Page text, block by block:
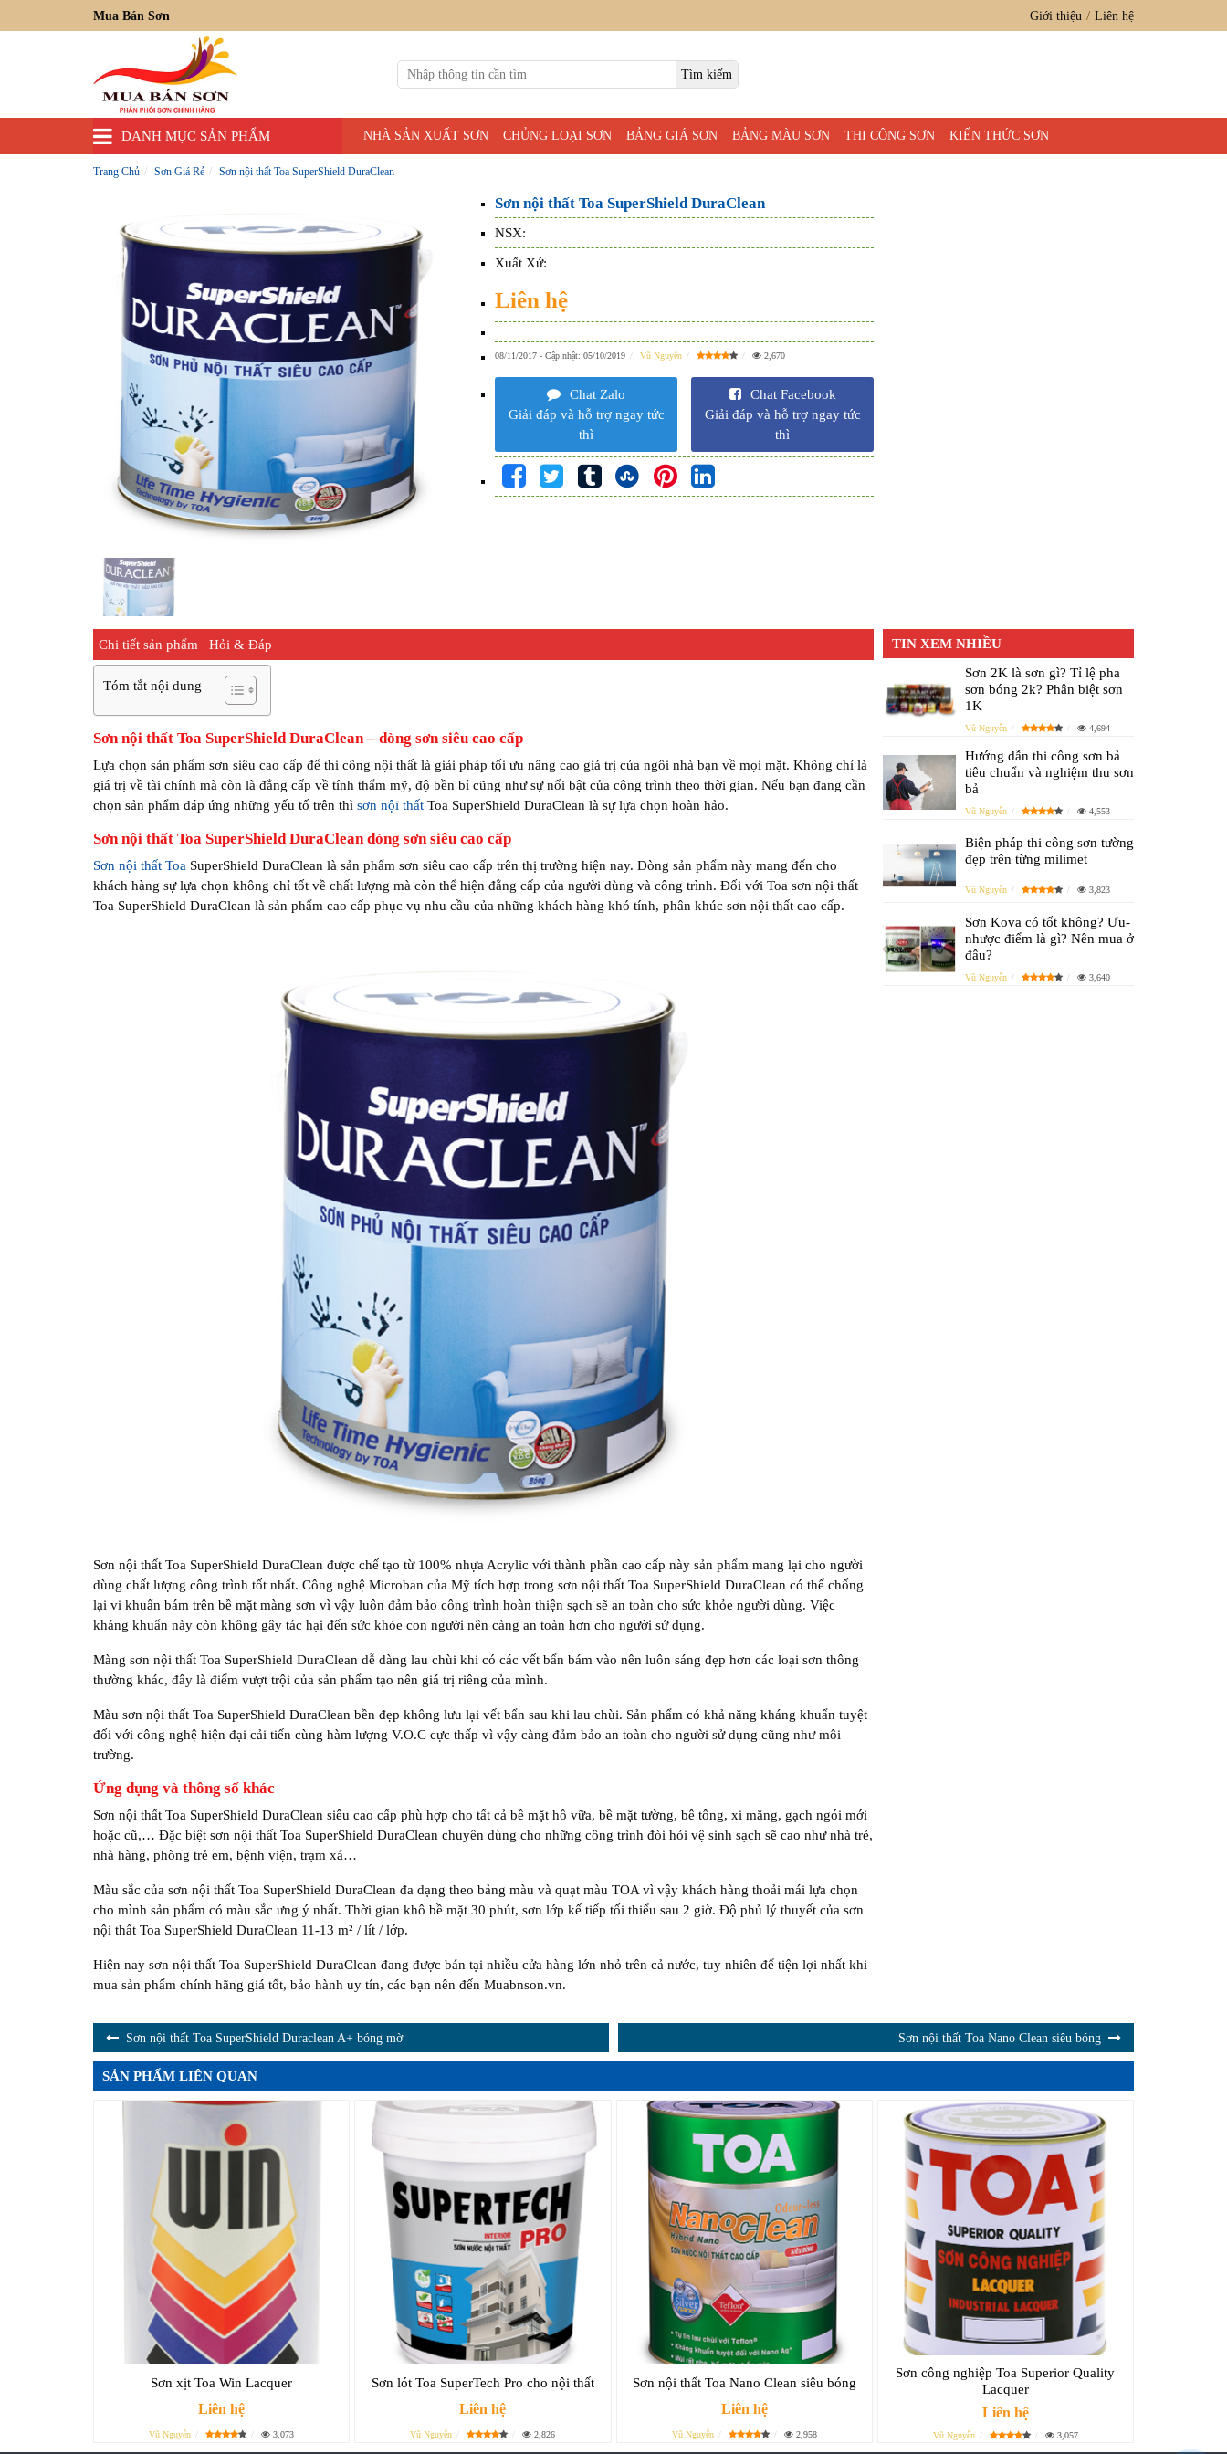
Mua Bán Sơn Giới thiệu Liên hệ
DANH MỤC SẢN PHẨM NHÀ SẢN XUẤT SƠN CHỦNG LOẠI SƠN BẢNG GIÁ SƠN BẢNG MÀU SƠN THI CÔNG SƠN KIẾN THỨC SƠN
Trang Chủ Sơn Giá Rẻ Sơn nội thất Toa SuperShield DuraClean
Sơn nội thất Toa SuperShield DuraClean
NSX:
Xuất Xứ:
Liên hệ
08/11/2017 - Cập nhật: 05/10/2019 Vũ Nguyễn 2,670
Chat Zalo
Giải đáp và hỗ trợ ngay tức
thì
Chat Facebook
Giải đáp và hỗ trợ ngay tức
thì
Chi tiết sản phẩm Hỏi & Đáp
Tóm tắt nội dung
Sơn nội thất Toa SuperShield DuraClean – dòng sơn siêu cao cấp
Lựa chọn sản phẩm sơn siêu cao cấp để thi công nội thất là giải pháp tối ưu nâng cao giá trị của ngôi nhà bạn về mọi mặt. Không chỉ là
giá trị về tài chính mà còn là đẳng cấp về tính thẩm mỹ, độ bền bỉ cũng như sự nổi bật của công trình theo thời gian. Nếu bạn đang cần
chọn sản phẩm đáp ứng những yếu tố trên thì sơn nội thất Toa SuperShield DuraClean là sự lựa chọn hoàn hảo.
Sơn nội thất Toa SuperShield DuraClean dòng sơn siêu cao cấp
Sơn nội thất Toa SuperShield DuraClean là sản phẩm sơn siêu cao cấp trên thị trường hiện nay. Dòng sản phẩm này mang đến cho
khách hàng sự lựa chọn không chỉ tốt về chất lượng mà còn thể hiện đẳng cấp của người dùng và công trình. Đối với Toa sơn nội thất
Toa SuperShield DuraClean là sản phẩm cao cấp phục vụ nhu cầu của những khách hàng khó tính, phân khúc sơn nội thất cao cấp.
Sơn nội thất Toa SuperShield DuraClean được chế tạo từ 100% nhựa Acrylic với thành phần cao cấp này sản phẩm mang lại cho người
dùng chất lượng công trình tốt nhất. Công nghệ Microban của Mỹ tích hợp trong sơn nội thất Toa SuperShield DuraClean có thể chống
lại vi khuẩn bám trên bề mặt màng sơn vì vậy luôn đảm bảo công trình hoàn thiện sạch sẽ an toàn cho sức khỏe người dùng. Việc
kháng khuẩn này còn không gây tác hại đến sức khỏe con người nên càng an toàn hơn cho người sử dụng.
Màng sơn nội thất Toa SuperShield DuraClean dễ dàng lau chùi khi có các vết bẩn bám vào nên luôn sáng đẹp hơn các loại sơn thông
thường khác, đây là điểm vượt trội của sản phẩm tạo nên giá trị riêng của mình.
Màu sơn nội thất Toa SuperShield DuraClean bền đẹp không lưu lại vết bẩn sau khi lau chùi. Sản phẩm có khả năng kháng khuẩn tuyệt
đối với công nghệ hiện đại cải tiến cùng hàm lượng V.O.C cực thấp vì vậy càng đảm bảo an toàn cho người sử dụng cũng như môi
trường.
Ứng dụng và thông số khác
Sơn nội thất Toa SuperShield DuraClean siêu cao cấp phù hợp cho tất cả bề mặt hồ vữa, bề mặt tường, bê tông, xi măng, gạch ngói mới
hoặc cũ,… Đặc biệt sơn nội thất Toa SuperShield DuraClean chuyên dùng cho những công trình đòi hỏi vệ sinh sạch sẽ cao như nhà trẻ,
nhà hàng, phòng trẻ em, bệnh viện, trạm xá…
Màu sắc của sơn nội thất Toa SuperShield DuraClean đa dạng theo bảng màu và quạt màu TOA vì vậy khách hàng thoải mái lựa chọn
cho mình sản phẩm có màu sắc ưng ý nhất. Thời gian khô bề mặt 30 phút, sơn lớp kế tiếp tối thiểu sau 2 giờ. Độ phủ lý thuyết của sơn
nội thất Toa SuperShield DuraClean 11-13 m² / lít / lớp.
Hiện nay sơn nội thất Toa SuperShield DuraClean đang được bán tại nhiều cửa hàng lớn nhỏ trên cả nước, tuy nhiên để tiện lợi nhất khi
mua sản phẩm chính hãng giá tốt, bảo hành uy tín, các bạn nên đến Muabnson.vn.
TIN XEM NHIỀU
Sơn 2K là sơn gì? Tỉ lệ pha
sơn bóng 2k? Phân biệt sơn
1K
Vũ Nguyễn 4,694
Hướng dẫn thi công sơn bả
tiêu chuẩn và nghiệm thu sơn
bả
Vũ Nguyễn 4,553
Biện pháp thi công sơn tường
đẹp trên từng milimet
Vũ Nguyễn 3,823
Sơn Kova có tốt không? Ưu-
nhược điểm là gì? Nên mua ở
đâu?
Vũ Nguyễn 3,640
Sơn nội thất Toa SuperShield Duraclean A+ bóng mờ Sơn nội thất Toa Nano Clean siêu bóng
SẢN PHẨM LIÊN QUAN
Sơn xịt Toa Win Lacquer
Liên hệ
Vũ Nguyễn 3,073
Sơn lót Toa SuperTech Pro cho nội thất
Liên hệ
Vũ Nguyễn 2,826
Sơn nội thất Toa Nano Clean siêu bóng
Liên hệ
Vũ Nguyễn 2,958
Sơn công nghiệp Toa Superior Quality
Lacquer
Liên hệ
Vũ Nguyễn 3,057